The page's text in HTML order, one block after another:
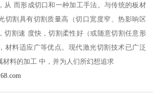
从 而形成切口和一种加工手法。与传统的板材
切割具有切割质量高（切口宽度窄、热影响区
切割速 度快，切割柔性好（或随意切割任意形
材料适应广等优点。现代激光切割技术已广泛
材料的加工 中，并为人们所幻想追求